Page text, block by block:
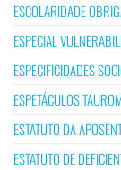
ESCOLARIDADE
ESPECIAL
ESPECIFICIDADES
ESPETÁCULOS
ESTATUTO DA
ESTATUTO DE